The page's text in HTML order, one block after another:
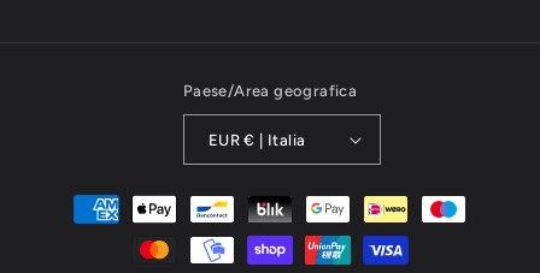
Paese/Area geografica
EUR € | Italia
Metodi
pagamento